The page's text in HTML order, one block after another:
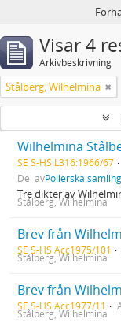
Visar 4
Arkivbeskrivning
Stålberg, Wilhelmina
Wilhelmina
SE S-HS L316:1966/67
Del avPollerska
Tre dikter av
Stålberg, Wilhelmina
SE S-HS Acc1975/101
Stålberg, Wilhelmina
SE S-HS Acc1977/11
Stålberg, Wilhelmina